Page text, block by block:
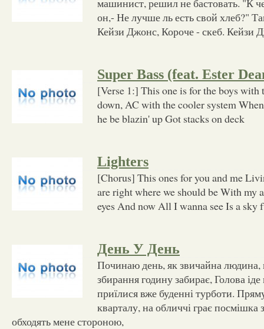
он,- Не лучше ль есть свой хлеб?"
Кейзи Джонс, Короче - скеб. Кейзи
Super Bass (feat. Ester
[Verse 1:] This one is for the boys with
down, AC with the cooler system
he be blazin' up Got stacks on deck
Lighters
[Chorus] This ones for you and me
are right where we should be With my
eyes And now All I wanna see Is a sky
День У День
Починаю день, як звичайна людина,
збирання годину забирає, Голова
приїлися вже буденні турботи.
кварталу, на обличчі грає
обходять мене стороною,